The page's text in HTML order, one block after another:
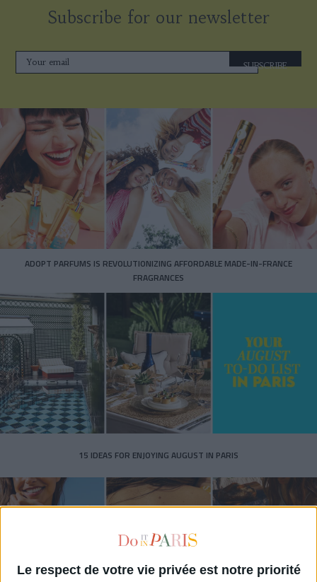
Le respect de votre vie privée est notre priorité
Subscribe for our newsletter
SUBSCRIBE
ADOPT PARFUMS IS REVOLUTIONIZING AFFORDABLE MADE-IN-FRANCE
FRAGRANCES
15 IDEAS FOR ENJOYING AUGUST IN PARIS